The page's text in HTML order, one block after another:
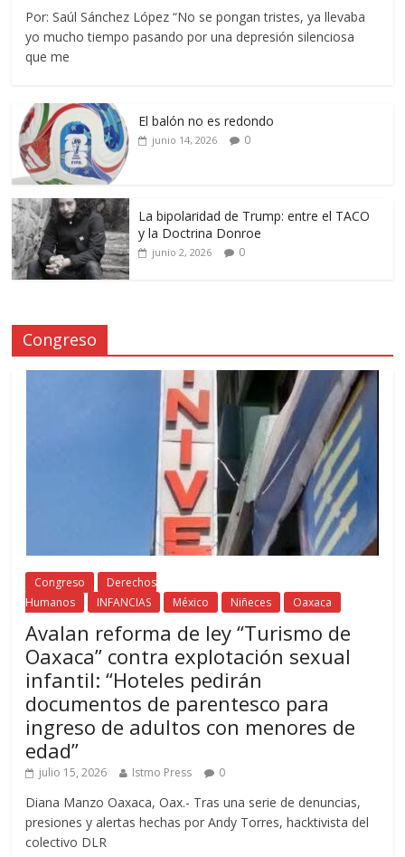
Por: Saúl Sánchez López “No se pongan tristes, ya llevaba
yo mucho tiempo pasando por una depresión silenciosa
que me
El balón no es redondo
junio 14, 2026 0
La bipolaridad de Trump: entre el TACO
y la Doctrina Donroe
junio 2, 2026 0
Congreso
Congreso
Derechos
Humanos
INFANCIAS México Niñeces Oaxaca
Avalan reforma de ley “Turismo de
Oaxaca” contra explotación sexual
infantil: “Hoteles pedirán
documentos de parentesco para
ingreso de adultos con menores de
edad”
julio 15, 2026 Istmo Press 0
Diana Manzo Oaxaca, Oax.- Tras una serie de denuncias,
presiones y alertas hechas por Andy Torres, hacktivista del
colectivo DLR